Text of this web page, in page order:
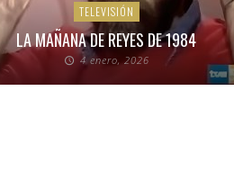
TELEVISIÓN
LA MAÑANA DE REYES DE 1984
4 enero, 2026